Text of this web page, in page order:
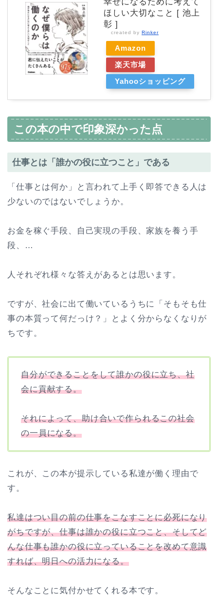
ほしい大切なこと [ 池上
彰 ]
created by Rinker
Amazon
楽天市場
Yahooショッピング
この本の中で印象深かった点
仕事とは「誰かの役に立つこと」である
「仕事とは何か」と言われて上手く即答できる人は
少ないのではないでしょうか。
お金を稼ぐ手段、自己実現の手段、家族を養う手
段、…
人それぞれ様々な答えがあるとは思います。
ですが、社会に出て働いているうちに「そもそも仕
事の本質って何だっけ？」とよく分からなくなりが
ちです。
自分ができることをして誰かの役に立ち、社
会に貢献する。
それによって、助け合いで作られるこの社会
の一員になる。
これが、この本が提示している私達が働く理由で
す。
私達はつい目の前の仕事をこなすことに必死になり
がちですが、仕事は誰かの役に立つこと、そしてど
んな仕事も誰かの役に立っていることを改めて意識
すれば、明日への活力になる。
そんなことに気付かせてくれる本です。